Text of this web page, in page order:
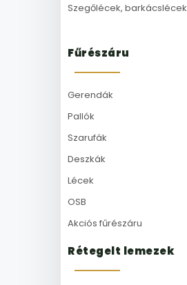
Szegőlécek, barkácslécek
Fűrészáru
Gerendák
Pallók
Szarufák
Deszkák
Lécek
OSB
Akciós fűrészáru
Rétegelt lemezek